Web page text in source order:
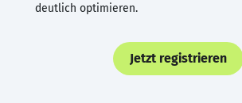
deutlich optimieren.
Jetzt registrieren